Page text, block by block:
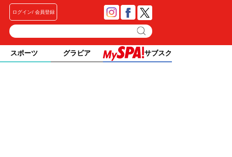
ログイン 会員登録
スポーツ グラビア サブスク